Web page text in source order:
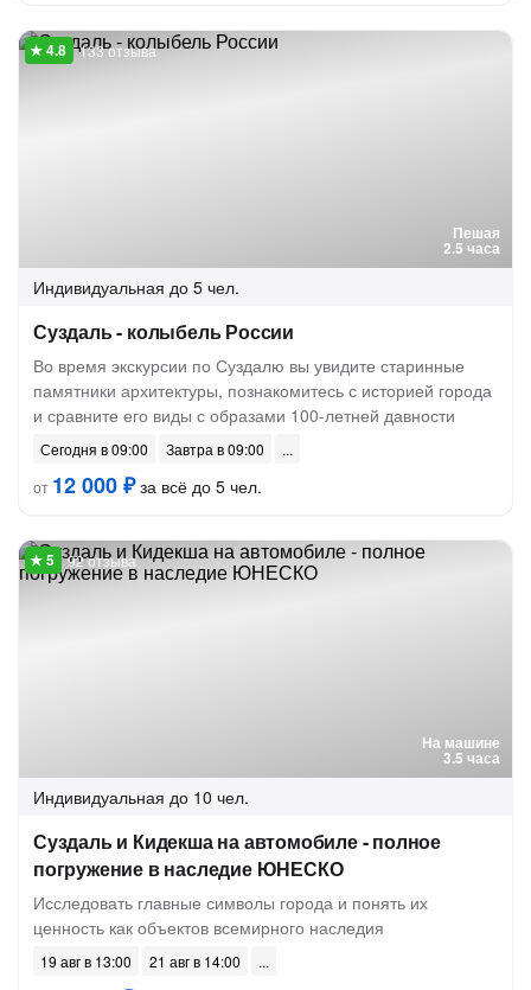
Пешая
2.5 часа
133 отзыва
Индивидуальная до 5 чел.
Суздаль - колыбель России
Во время экскурсии по Суздалю вы увидите старинные
памятники архитектуры, познакомитесь с историей города
и сравните его виды с образами 100-летней давности
Сегодня в 09:00
Завтра в 09:00
от 12 000 ₽за всё до 5 чел.
На машине
3.5 часа
92 отзыва
Индивидуальная до 10 чел.
Суздаль и Кидекша на автомобиле - полное
погружение в наследие ЮНЕСКО
Исследовать главные символы города и понять их
ценность как объектов всемирного наследия
19 авг в 13:00
21 авг в 14:00